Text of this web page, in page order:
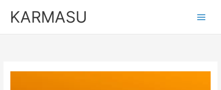
KARMASU